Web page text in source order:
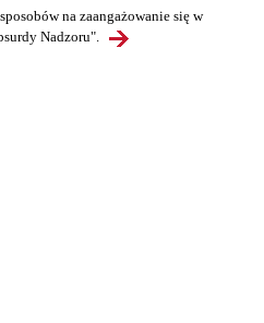
na zaangażowanie się w
Nadzoru".